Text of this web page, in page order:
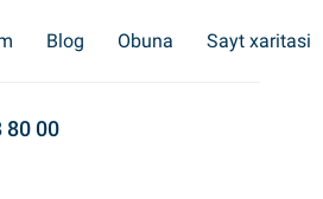
Blog Obuna Sayt xaritasi
80 00